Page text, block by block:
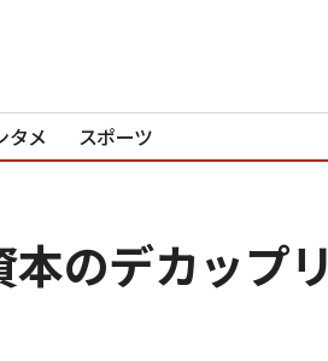
タメ スポーツ
のデカップリ